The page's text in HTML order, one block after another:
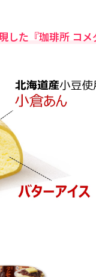
した『珈琲所 コ